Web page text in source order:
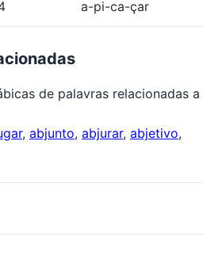
a-pi-ca-çar
de palavras relacionadas a
, abjunto, abjurar, abjetivo,